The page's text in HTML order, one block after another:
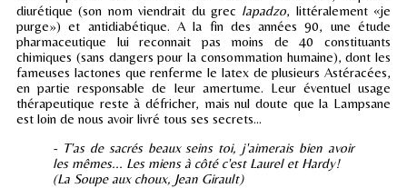
diurétique (son nom viendrait du grec lapadzo, littéralement «je
purge») et antidiabétique. A la fin des années 90, une étude
pharmaceutique lui reconnait pas moins de 40 constituants
chimiques (sans dangers pour la consommation humaine), dont les
fameuses lactones que renferme le latex de plusieurs Astéracées,
en partie responsable de leur amertume. Leur éventuel usage
thérapeutique reste à défricher, mais nul doute que la Lampsane
est loin de nous avoir livré tous ses secrets...
- T'as de sacrés beaux seins toi, j'aimerais bien avoir
les mêmes... Les miens à côté c'est Laurel et Hardy!
(La Soupe aux choux, Jean Girault)